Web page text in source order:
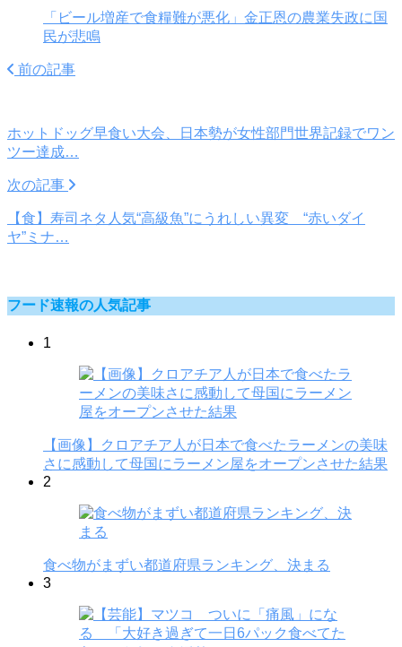
「ビール増産で食糧難が悪化」金正恩の農業失政に国
民が悲鳴
前の記事
ホットドッグ早食い大会、日本勢が女性部門世界記録でワン
ツー達成…
次の記事
【食】寿司ネタ人気“高級魚”にうれしい異変 “赤いダイ
ヤ”ミナ…
フード速報の人気記事
1
【画像】クロアチア人が日本で食べたラーメンの美味
さに感動して母国にラーメン屋をオープンさせた結果
2
食べ物がまずい都道府県ランキング、決まる
3